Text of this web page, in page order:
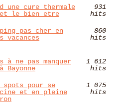
une cure thermale
le bien etre
931
hits
pas cher en
vacances
860
hits
à ne pas manquer
Bayonne
1 612
hits
spots pour se
et en pleine
1 075
hits